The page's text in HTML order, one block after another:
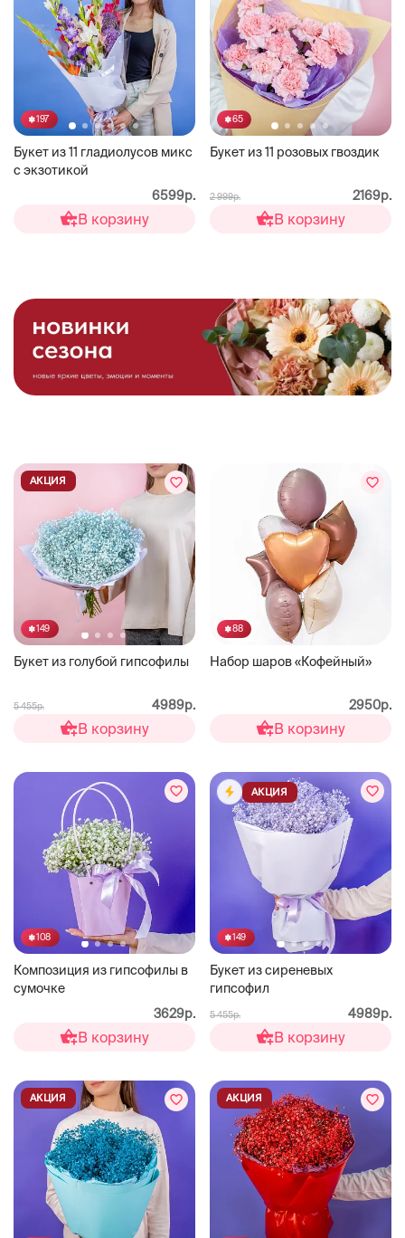
197
Букет из 11 гладиолусов микс
с экзотикой
6599р.
В корзину
65
Букет из 11 розовых гвоздик
2 999р. 2169р.
В корзину
149
Букет из голубой гипсофилы
АКЦИЯ
5 455р. 4989р.
В корзину
88
Набор шаров «Кофейный»
2950р.
В корзину
108
Композиция из гипсофилы в
сумочке
3629р.
В корзину
149
Букет из сиреневых
гипсофил
АКЦИЯ
5 455р. 4989р.
В корзину
АКЦИЯ АКЦИЯ